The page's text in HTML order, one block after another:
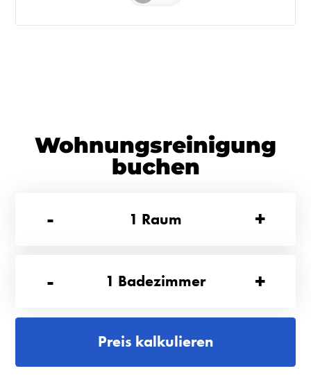
Wohnungsreinigung
buchen
-
1 Raum +
- 1 Badezimmer +
Preis kalkulieren